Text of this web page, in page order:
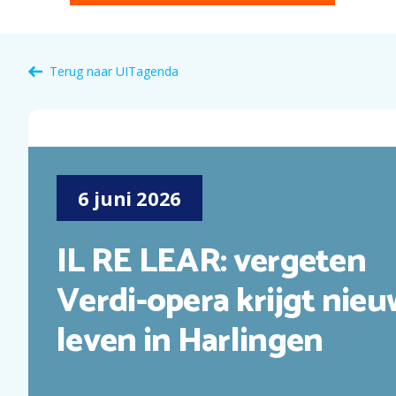
Terug naar UITagenda
6 juni 2026
IL RE LEAR: vergeten
Verdi-opera krijgt
leven in Harlingen